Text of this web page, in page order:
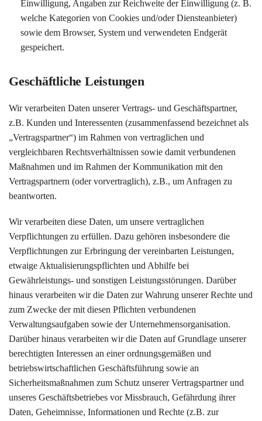
Einwilligung, Angaben zur Reichweite der Einwilligung (z. B.
welche Kategorien von Cookies und/oder Diensteanbieter)
sowie dem Browser, System und verwendeten Endgerät
gespeichert.
Geschäftliche Leistungen
Wir verarbeiten Daten unserer Vertrags- und Geschäftspartner,
z.B. Kunden und Interessenten (zusammenfassend bezeichnet als
„Vertragspartner“) im Rahmen von vertraglichen und
vergleichbaren Rechtsverhältnissen sowie damit verbundenen
Maßnahmen und im Rahmen der Kommunikation mit den
Vertragspartnern (oder vorvertraglich), z.B., um Anfragen zu
beantworten.
Wir verarbeiten diese Daten, um unsere vertraglichen
Verpflichtungen zu erfüllen. Dazu gehören insbesondere die
Verpflichtungen zur Erbringung der vereinbarten Leistungen,
etwaige Aktualisierungspflichten und Abhilfe bei
Gewährleistungs- und sonstigen Leistungsstörungen. Darüber
hinaus verarbeiten wir die Daten zur Wahrung unserer Rechte und
zum Zwecke der mit diesen Pflichten verbundenen
Verwaltungsaufgaben sowie der Unternehmensorganisation.
Darüber hinaus verarbeiten wir die Daten auf Grundlage unserer
berechtigten Interessen an einer ordnungsgemäßen und
betriebswirtschaftlichen Geschäftsführung sowie an
Sicherheitsmaßnahmen zum Schutz unserer Vertragspartner und
unseres Geschäftsbetriebes vor Missbrauch, Gefährdung ihrer
Daten, Geheimnisse, Informationen und Rechte (z.B. zur